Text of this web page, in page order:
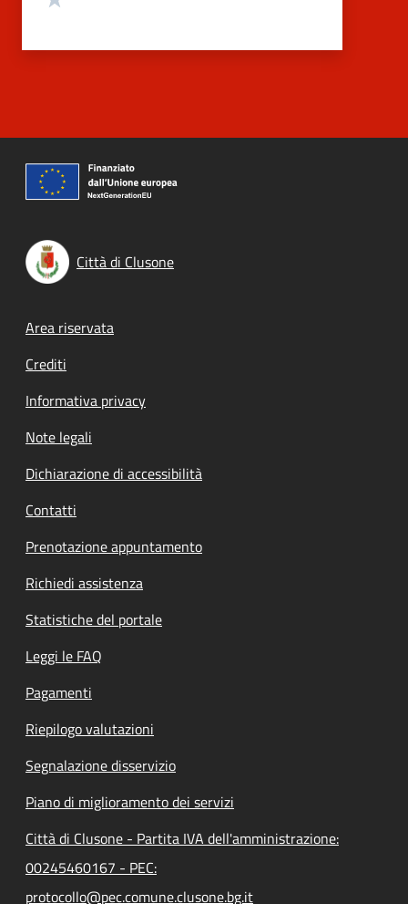
Città di Clusone
Footer menu
Area riservata
Crediti
Informativa privacy
Note legali
Dichiarazione di accessibilità
Contatti
Prenotazione appuntamento
Richiedi assistenza
Statistiche del portale
Leggi le FAQ
Pagamenti
Riepilogo valutazioni
Segnalazione disservizio
Piano di miglioramento dei servizi
Città di Clusone - Partita IVA dell'amministrazione:
00245460167 - PEC:
protocollo@pec.comune.clusone.bg.it